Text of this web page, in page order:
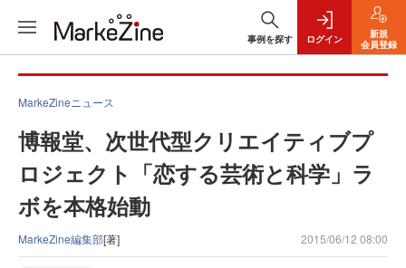
事例を探す ログイン
新規
会員登録
MarkeZineニュース
博報堂、次世代型クリエイティブプ
ロジェクト「恋する芸術と科学」ラ
ボを本格始動
MarkeZine編集部[著] 2015/06/12 08:00